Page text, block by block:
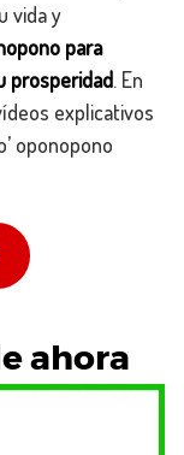
vida y
para
prosperidad. En
explicativos
oponopono
ahora